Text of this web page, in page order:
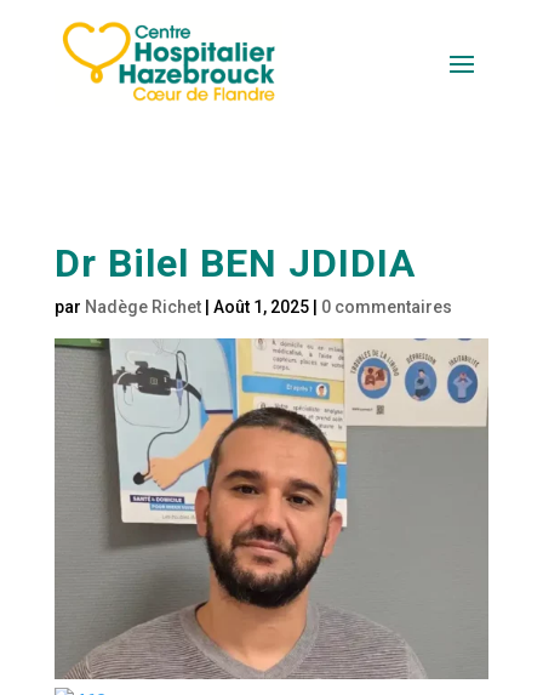
Dr Bilel BEN JDIDIA
par Nadège Richet| Août 1, 2025| 0 commentaires